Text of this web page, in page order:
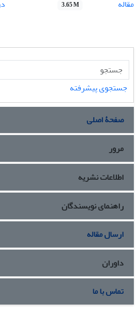
مقاله
3.65 M
جستجوی پیشرفته
صفحۀ اصلی
مرور
اطلاعات نشریه
راهنمای نویسندگان
ارسال مقاله
داوران
تماس با ما